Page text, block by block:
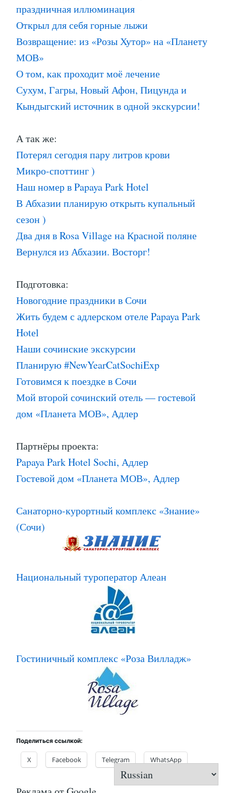
праздничная иллюминация
Открыл для себя горные лыжи
Возвращение: из «Розы Хутор» на «Планету
МОВ»
О том, как проходит моё лечение
Сухум, Гагры, Новый Афон, Пицунда и
Кындыгский источник в одной экскурсии!
А так же:
Потерял сегодня пару литров крови
Микро-споттинг )
Наш номер в Papaya Park Hotel
В Абхазии планирую открыть купальный
сезон )
Два дня в Rosa Village на Красной поляне
Вернулся из Абхазии. Восторг!
Подготовка:
Новогодние праздники в Сочи
Жить будем с адлерском отеле Papaya Park
Hotеl
Наши сочинские экскурсии
Планирую #NewYearCatSochiExp
Готовимся к поездке в Сочи
Мой второй сочинский отель — гостевой
дом «Планета МОВ», Адлер
Партнёры проекта:
Papaya Park Hotel Sochi, Адлер
Гостевой дом «Планета МОВ», Адлер
Санаторно-курортный комплекс «Знание»
(Сочи)
Национальный туроператор Алеан
Гостиничный комплекс «Роза Вилладж»
Поделиться ссылкой:
X Facebook Telegram WhatsApp